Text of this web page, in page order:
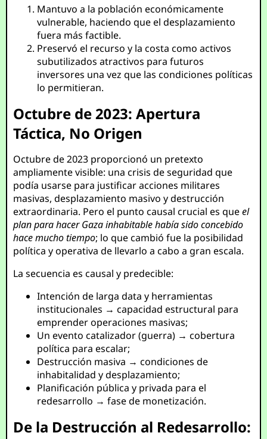
Mantuvo a la población económicamente
vulnerable, haciendo que el desplazamiento
fuera más factible.
Preservó el recurso y la costa como activos
subutilizados atractivos para futuros
inversores una vez que las condiciones políticas
lo permitieran.
Octubre de 2023: Apertura
Táctica, No Origen
Octubre de 2023 proporcionó un pretexto
ampliamente visible: una crisis de seguridad que
podía usarse para justificar acciones militares
masivas, desplazamiento masivo y destrucción
extraordinaria. Pero el punto causal crucial es queel
plan para hacer Gaza inhabitable había sido concebido
hace mucho tiempo; lo que cambió fue la posibilidad
política y operativa de llevarlo a cabo a gran escala.
La secuencia es causal y predecible:
Intención de larga data y herramientas
institucionales → capacidad estructural para
emprender operaciones masivas;
Un evento catalizador (guerra) → cobertura
política para escalar;
Destrucción masiva → condiciones de
inhabitalidad y desplazamiento;
Planificación pública y privada para el
redesarrollo → fase de monetización.
De la Destrucción al Redesarrollo: